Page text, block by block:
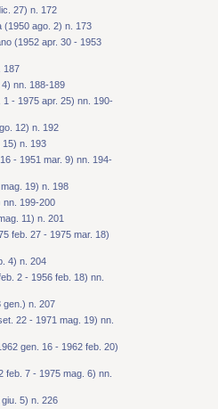
27) n. 172
(1950 ago. 2) n. 173
(1952 apr. 30 - 1953
187
nn. 188-189
1 - 1975 apr. 25) nn. 190-
12) n. 192
15) n. 193
- 1951 mar. 9) nn. 194-
19) n. 198
nn. 199-200
11) n. 201
feb. 27 - 1975 mar. 18)
4) n. 204
2 - 1956 feb. 18) nn.
gen.) n. 207
22 - 1971 mag. 19) nn.
gen. 16 - 1962 feb. 20)
feb. 7 - 1975 mag. 6) nn.
5) n. 226